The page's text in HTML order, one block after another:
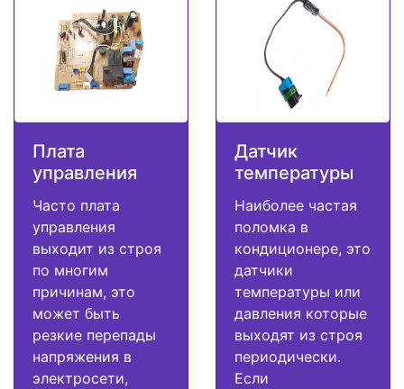
Плата
управления
Часто плата
управления
выходит из строя
по многим
причинам, это
может быть
резкие перепады
напряжения в
электросети,
Датчик
температуры
Наиболее частая
поломка в
кондиционере, это
датчики
температуры или
давления которые
выходят из строя
периодически.
Если